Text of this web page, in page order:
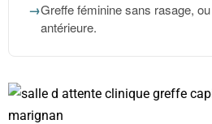
→Greffe féminine sans rasage,
antérieure.